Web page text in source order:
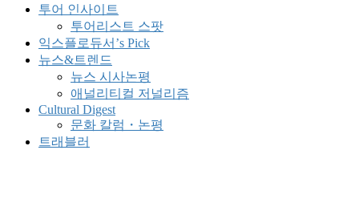
투어 인사이트
투어리스트 스팟
익스플로듀서’s Pick
뉴스&트렌드
뉴스 시사논평
애널리티컬 저널리즘
Cultural Digest
문화 칼럼・논평
트래블러